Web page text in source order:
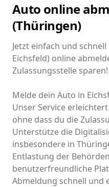
Auto online
(Thüringen)
Jetzt einfach und
Eichsfeld) online
Zulassungsstelle sparen!
Melde dein Auto in
Unser Service
ohne dass du die
Unterstütze die
insbesondere in
Entlastung der
benutzerfreundliche
Abmeldung schnell und